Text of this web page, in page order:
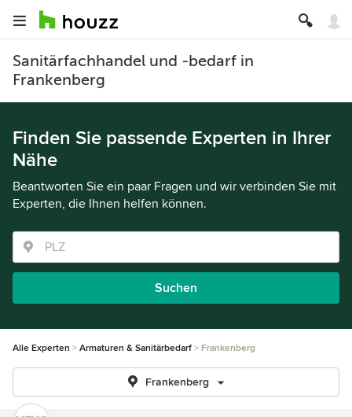
Sanitärfachhandel und -bedarf in
Frankenberg
Finden Sie passende Experten in Ihrer
Nähe
Beantworten Sie ein paar Fragen und wir verbinden Sie mit
Experten, die Ihnen helfen können.
Suchen
Alle Experten Armaturen & Sanitärbedarf Frankenberg
Frankenberg